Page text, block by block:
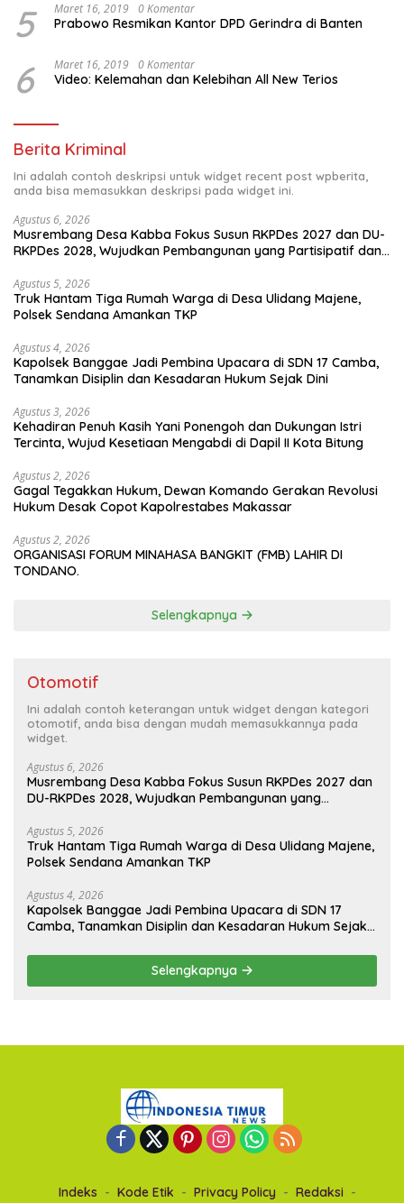
5 Maret 16, 2019 0 Komentar
Prabowo Resmikan Kantor DPD Gerindra di Banten
6 Maret 16, 2019 0 Komentar
Video: Kelemahan dan Kelebihan All New Terios
Berita Kriminal
Ini adalah contoh deskripsi untuk widget recent post wpberita,
anda bisa memasukkan deskripsi pada widget ini.
Agustus 6, 2026
Musrembang Desa Kabba Fokus Susun RKPDes 2027 dan DU-
RKPDes 2028, Wujudkan Pembangunan yang Partisipatif dan
Agustus 5, 2026
Truk Hantam Tiga Rumah Warga di Desa Ulidang Majene,
Polsek Sendana Amankan TKP
Agustus 4, 2026
Kapolsek Banggae Jadi Pembina Upacara di SDN 17 Camba,
Tanamkan Disiplin dan Kesadaran Hukum Sejak Dini
Agustus 3, 2026
Kehadiran Penuh Kasih Yani Ponengoh dan Dukungan Istri
Tercinta, Wujud Kesetiaan Mengabdi di Dapil II Kota Bitung
Agustus 2, 2026
Gagal Tegakkan Hukum, Dewan Komando Gerakan Revolusi
Hukum Desak Copot Kapolrestabes Makassar
Agustus 2, 2026
ORGANISASI FORUM MINAHASA BANGKIT (FMB) LAHIR DI
TONDANO.
Selengkapnya
Otomotif
Ini adalah contoh keterangan untuk widget dengan kategori
otomotif, anda bisa dengan mudah memasukkannya pada
widget.
Agustus 6, 2026
Musrembang Desa Kabba Fokus Susun RKPDes 2027 dan
DU-RKPDes 2028, Wujudkan Pembangunan yang
Agustus 5, 2026
Truk Hantam Tiga Rumah Warga di Desa Ulidang Majene,
Polsek Sendana Amankan TKP
Agustus 4, 2026
Kapolsek Banggae Jadi Pembina Upacara di SDN 17
Camba, Tanamkan Disiplin dan Kesadaran Hukum Sejak
Selengkapnya
Indeks Kode Etik Privacy Policy Redaksi